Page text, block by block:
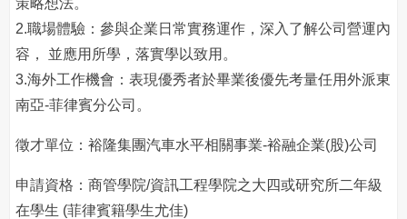
策略想法。
2.職場體驗：參與企業日常實務運作，深入了解公司營運內
容， 並應用所學，落實學以致用。
3.海外工作機會：表現優秀者於畢業後優先考量任用外派東
南亞-菲律賓分公司。
徵才單位：裕隆集團汽車水平相關事業-裕融企業(股)公司
申請資格：商管學院/資訊工程學院之大四或研究所二年級
在學生 (菲律賓籍學生尤佳)